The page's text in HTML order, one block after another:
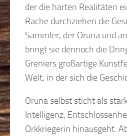
der die harten Realitäten
Rache durchziehen die
Sammler, der Oruna und
bringt sie dennoch die
Greniers großartige
Welt, in der sich die
Oruna selbst sticht als
Intelligenz,
Orkkriegerin hinausgeht.